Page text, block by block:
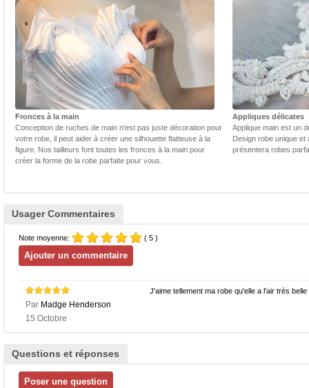
Fronces à la main
Conception de ruches de main n'est pas juste décoration pour
votre robe, il peut aider à créer une silhouette flatteuse à la
figure. Nos tailleurs font toutes les fronces à la main pour
créer la forme de la robe parfaite pour vous.
Appliques délicates
Applique main est un
Design robe unique et
présentera robes
Usager Commentaires
Note moyenne: ( 5 )
Par Madge Henderson
15 Octobre
J'aime tellement ma robe qu'elle a l'air très
Questions et réponses